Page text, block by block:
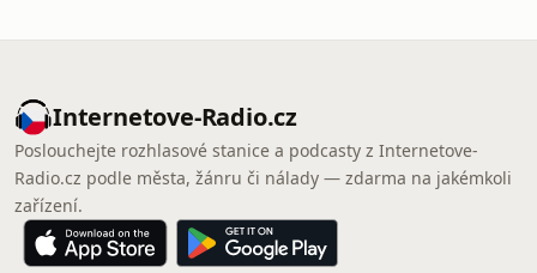
Internetove-Radio.cz
Poslouchejte rozhlasové stanice a podcasty z Internetove-
Radio.cz podle města, žánru či nálady — zdarma na jakémkoli
zařízení.